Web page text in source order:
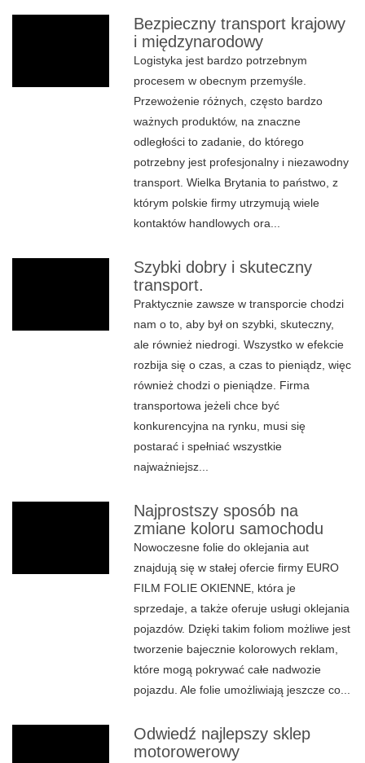
Bezpieczny transport krajowy
i międzynarodowy
Logistyka jest bardzo potrzebnym
procesem w obecnym przemyśle.
Przewożenie różnych, często bardzo
ważnych produktów, na znaczne
odległości to zadanie, do którego
potrzebny jest profesjonalny i niezawodny
transport. Wielka Brytania to państwo, z
którym polskie firmy utrzymują wiele
kontaktów handlowych ora...
Szybki dobry i skuteczny
transport.
Praktycznie zawsze w transporcie chodzi
nam o to, aby był on szybki, skuteczny,
ale również niedrogi. Wszystko w efekcie
rozbija się o czas, a czas to pieniądz, więc
również chodzi o pieniądze. Firma
transportowa jeżeli chce być
konkurencyjna na rynku, musi się
postarać i spełniać wszystkie
najważniejsz...
Najprostszy sposób na
zmiane koloru samochodu
Nowoczesne folie do oklejania aut
znajdują się w stałej ofercie firmy EURO
FILM FOLIE OKIENNE, która je
sprzedaje, a także oferuje usługi oklejania
pojazdów. Dzięki takim foliom możliwe jest
tworzenie bajecznie kolorowych reklam,
które mogą pokrywać całe nadwozie
pojazdu. Ale folie umożliwiają jeszcze co...
Odwiedź najlepszy sklep
motorowerowy